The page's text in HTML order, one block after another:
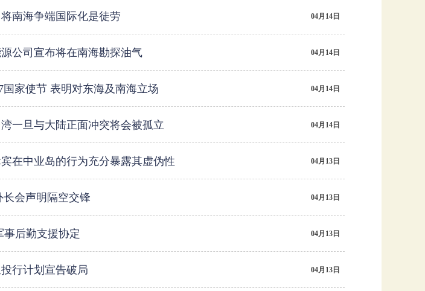
南海争端国际化是徒劳 04月14日
公司宣布将在南海勘探油气 04月14日
国家使节 表明对东海及南海立场 04月14日
一旦与大陆正面冲突将会被孤立 04月14日
在中业岛的行为充分暴露其虚伪性 04月13日
长会声明隔空交锋 04月13日
事后勤支援协定 04月13日
行计划宣告破局 04月13日